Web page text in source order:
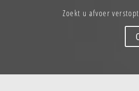
Zoekt u afvoer